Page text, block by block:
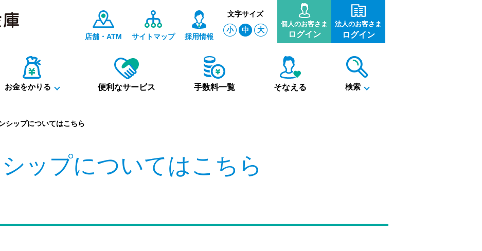
店舗・ATM サイトマップ 採用情報
文字サイズ
小
中 大
個人のお客さま
ログイン
法人のお客さま
ログイン
お金をかりる 便利なサービス 手数料一覧 そなえる 検索
シップについてはこちら
ップについてはこちら